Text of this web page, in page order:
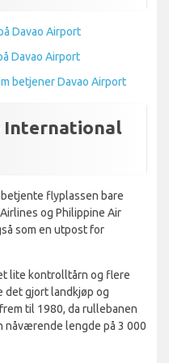
Davao Airport
Davao Airport
betjener Davao Airport
International
flyplassen bare
og Philippine Air
som en utpost for
lite kontrolltårn og flere
det gjort landkjøp og
til 1980, da rullebanen
nåværende lengde på 3 000